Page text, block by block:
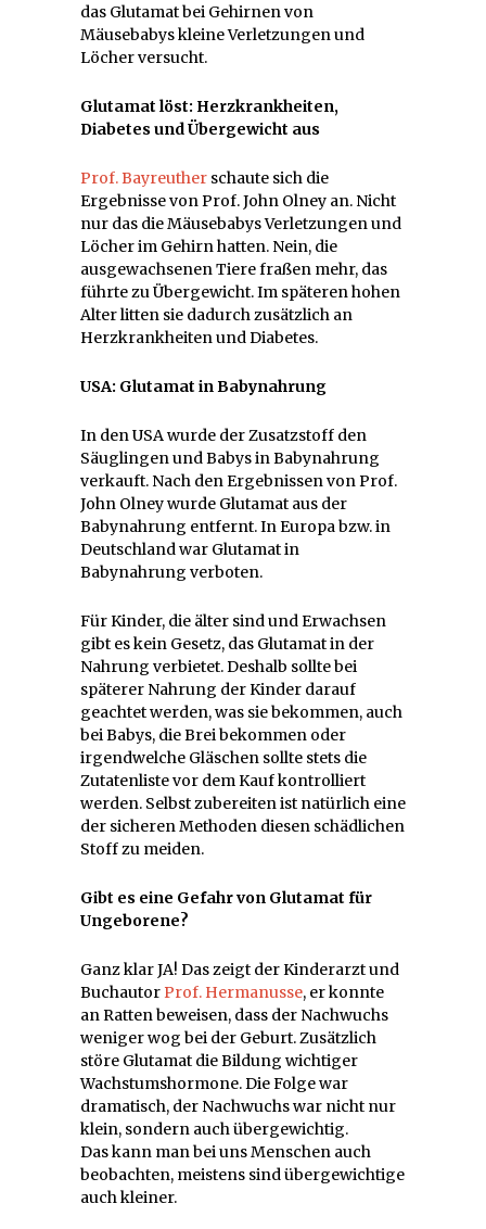
das Glutamat bei Gehirnen von
Mäusebabys kleine Verletzungen und
Löcher versucht.
Glutamat löst: Herzkrankheiten,
Diabetes und Übergewicht aus
Prof. Bayreuther schaute sich die
Ergebnisse von Prof. John Olney an. Nicht
nur das die Mäusebabys Verletzungen und
Löcher im Gehirn hatten. Nein, die
ausgewachsenen Tiere fraßen mehr, das
führte zu Übergewicht. Im späteren hohen
Alter litten sie dadurch zusätzlich an
Herzkrankheiten und Diabetes.
USA: Glutamat in Babynahrung
In den USA wurde der Zusatzstoff den
Säuglingen und Babys in Babynahrung
verkauft. Nach den Ergebnissen von Prof.
John Olney wurde Glutamat aus der
Babynahrung entfernt. In Europa bzw. in
Deutschland war Glutamat in
Babynahrung verboten.
Für Kinder, die älter sind und Erwachsen
gibt es kein Gesetz, das Glutamat in der
Nahrung verbietet. Deshalb sollte bei
späterer Nahrung der Kinder darauf
geachtet werden, was sie bekommen, auch
bei Babys, die Brei bekommen oder
irgendwelche Gläschen sollte stets die
Zutatenliste vor dem Kauf kontrolliert
werden. Selbst zubereiten ist natürlich eine
der sicheren Methoden diesen schädlichen
Stoff zu meiden.
Gibt es eine Gefahr von Glutamat für
Ungeborene?
Ganz klar JA! Das zeigt der Kinderarzt und
BuchautorProf. Hermanusse, er konnte
an Ratten beweisen, dass der Nachwuchs
weniger wog bei der Geburt. Zusätzlich
störe Glutamat die Bildung wichtiger
Wachstumshormone. Die Folge war
dramatisch, der Nachwuchs war nicht nur
klein, sondern auch übergewichtig.
Das kann man bei uns Menschen auch
beobachten, meistens sind übergewichtige
auch kleiner.